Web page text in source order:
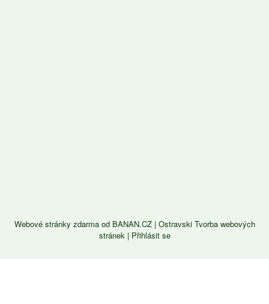
Webové stránky zdarmaod BANAN.CZ| Ostravski Tvorba webových
stránek | Přihlásit se